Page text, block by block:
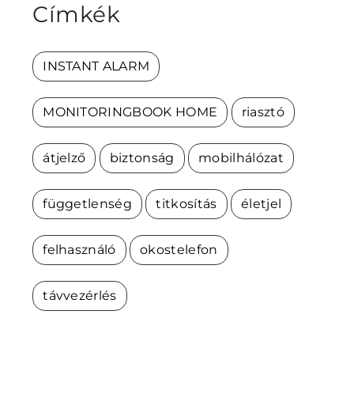
Címkék
INSTANT ALARM
MONITORINGBOOK HOME riasztó
átjelző biztonság mobilhálózat
függetlenség titkosítás életjel
felhasználó okostelefon
távvezérlés